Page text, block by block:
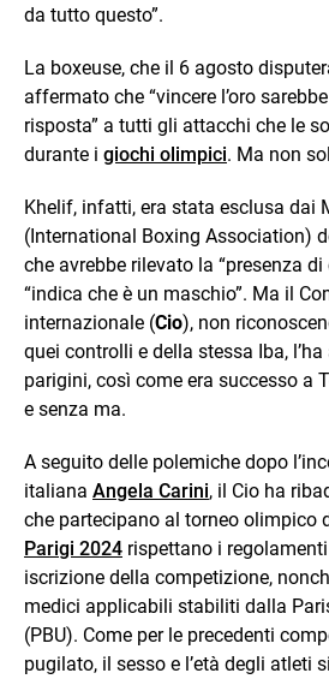
da tutto questo”.
La boxeuse, che il 6 agosto
affermato che “vincere l’oro
risposta” a tutti gli attacchi che le
durante i giochi olimpici. Ma non
Khelif, infatti, era stata esclusa dai
(International Boxing Association)
che avrebbe rilevato la “presenza
“indica che è un maschio”. Ma il
internazionale (Cio), non
quei controlli e della stessa Iba,
parigini, così come era successo a
e senza ma.
A seguito delle polemiche dopo
italiana Angela Carini, il Cio ha
che partecipano al torneo olimpico
Parigi 2024 rispettano i
iscrizione della competizione,
medici applicabili stabiliti dalla
(PBU). Come per le precedenti
pugilato, il sesso e l’età degli atleti